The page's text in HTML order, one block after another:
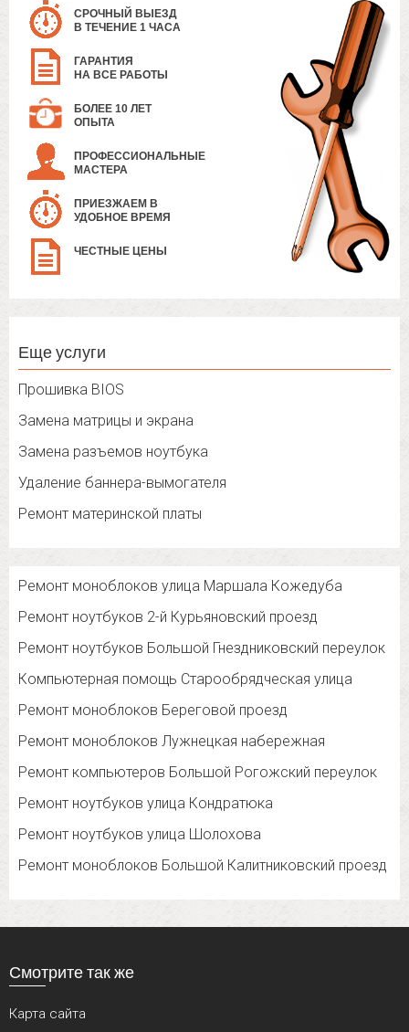
СРОЧНЫЙ ВЫЕЗД
В ТЕЧЕНИЕ 1 ЧАСА
ГАРАНТИЯ
НА ВСЕ РАБОТЫ
БОЛЕЕ 10 ЛЕТ
ОПЫТА
ПРОФЕССИОНАЛЬНЫЕ
МАСТЕРА
ПРИЕЗЖАЕМ В
УДОБНОЕ ВРЕМЯ
ЧЕСТНЫЕ ЦЕНЫ
Еще услуги
Прошивка BIOS
Замена матрицы и экрана
Замена разъемов ноутбука
Удаление баннера-вымогателя
Ремонт материнской платы
Ремонт моноблоков улица Маршала Кожедуба
Ремонт ноутбуков 2-й Курьяновский проезд
Ремонт ноутбуков Большой Гнездниковский переулок
Компьютерная помощь Старообрядческая улица
Ремонт моноблоков Береговой проезд
Ремонт моноблоков Лужнецкая набережная
Ремонт компьютеров Большой Рогожский переулок
Ремонт ноутбуков улица Кондратюка
Ремонт ноутбуков улица Шолохова
Ремонт моноблоков Большой Калитниковский проезд
Смотрите так же
Карта сайта